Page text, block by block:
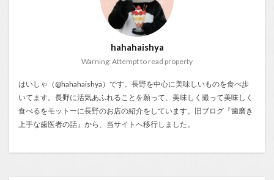
hahahaishya
Warning: Attempt to read property
はいしゃ（@hahahaishya）です。長野を中心に美味しいものを食べ歩
いてます。長野に活気あふれることを願って、美味しく撮って美味しく
食べるをモットーに長野のお店の紹介をしています。旧ブログ『歯磨き
上手な歯医者の話』から、当サイトへ移行しました。